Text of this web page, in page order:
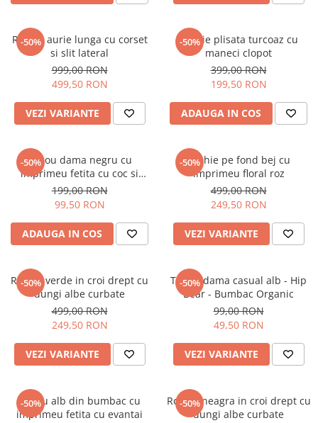
-50%
Rochie aurie lunga cu corset
si slit lateral
999,00 RON
499,50 RON
VEZI VARIANTE
-50%
Rochie plisata turcoaz cu
maneci clopot
399,00 RON
199,50 RON
ADAUGA IN COS
-50%
Tricou dama negru cu
imprimeu fetita cu coc si
ochelari albastrii
199,00 RON
99,50 RON
ADAUGA IN COS
-50%
Rochie pe fond bej cu
imprimeu floral roz
499,00 RON
249,50 RON
VEZI VARIANTE
-50%
Rochie verde in croi drept cu
dungi albe curbate
499,00 RON
249,50 RON
VEZI VARIANTE
-50%
Tricou dama casual alb - Hip
Bear - Bumbac Organic
99,00 RON
49,50 RON
VEZI VARIANTE
-50%
Tricou alb din bumbac cu
imprimeu fetita cu evantai
-50%
Rochie neagra in croi drept cu
dungi albe curbate